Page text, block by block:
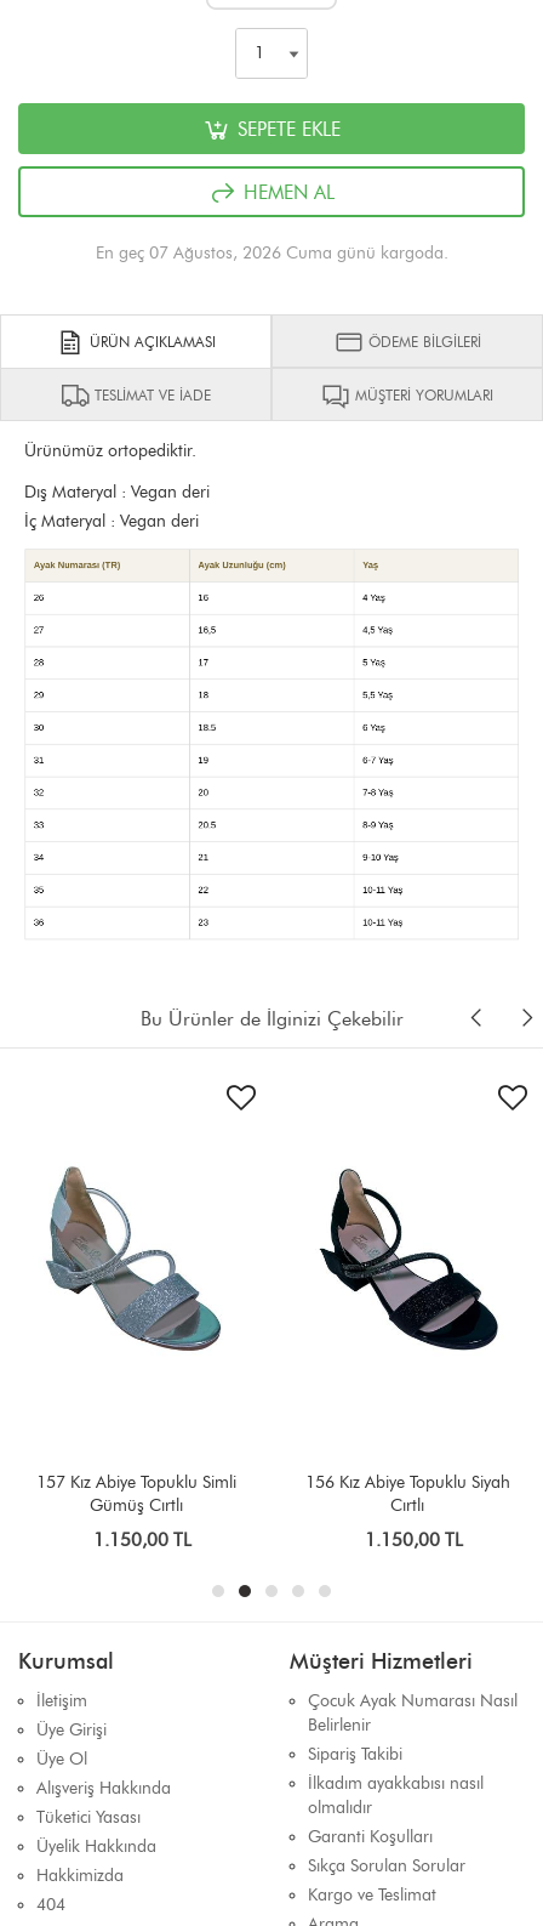
SEPETE EKLE
HEMEN AL
En geç 07 Ağustos, 2026 Cuma günü kargoda.
ÜRÜN AÇIKLAMASI ÖDEME BİLGİLERİ
TESLİMAT VE İADE MÜŞTERİ YORUMLARI
Ürünümüz ortopediktir.
Dış Materyal : Vegan deri
İç Materyal : Vegan deri
Bu Ürünler de İlginizi Çekebilir
157 Kız Abiye Topuklu Simli
Gümüş Cırtlı
1.150,00 TL
156 Kız Abiye Topuklu Siyah
Cırtlı
1.150,00 TL
Kurumsal
İletişim
Üye Girişi
Üye Ol
Alışveriş Hakkında
Tüketici Yasası
Üyelik Hakkında
Hakkimizda
404
Müşteri Hizmetleri
Çocuk Ayak Numarası Nasıl
Belirlenir
Sipariş Takibi
İlkadım ayakkabısı nasıl
olmalıdır
Garanti Koşulları
Sıkça Sorulan Sorular
Kargo ve Teslimat